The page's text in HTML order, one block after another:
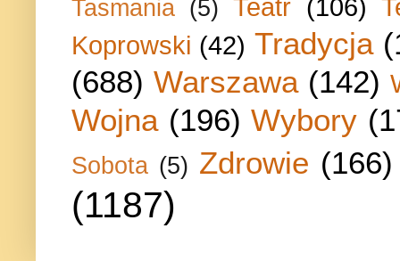
Tasmania (5) Teatr (106)
Koprowski (42) Tradycja
(688) Warszawa (142)
Wojna (196) Wybory
Sobota (5) Zdrowie (166)
(1187)